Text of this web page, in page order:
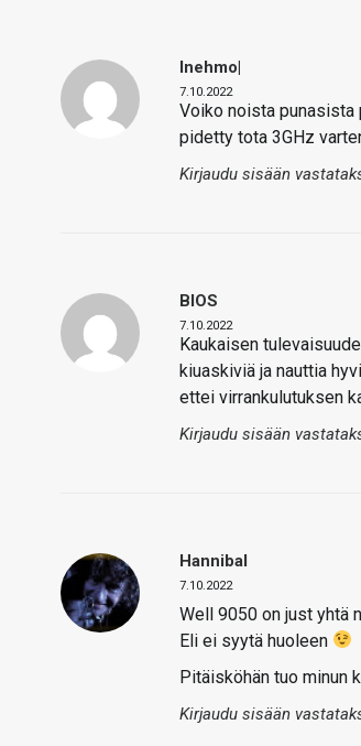
Inehmo|
7.10.2022
Voiko noista punasista
pidetty tota 3GHz
Kirjaudu sisään
BIOS
7.10.2022
Kaukaisen
kiuaskiviä ja nauttia
ettei virrankulutuksen
Kirjaudu sisään
Hannibal
7.10.2022
Well 9050 on just yhtä
Eli ei syytä huoleen
Pitäisköhän tuo minun
Kirjaudu sisään